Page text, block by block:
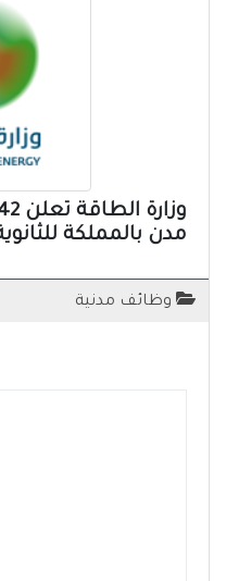
مدن بالمملكة
وظائف مدنية